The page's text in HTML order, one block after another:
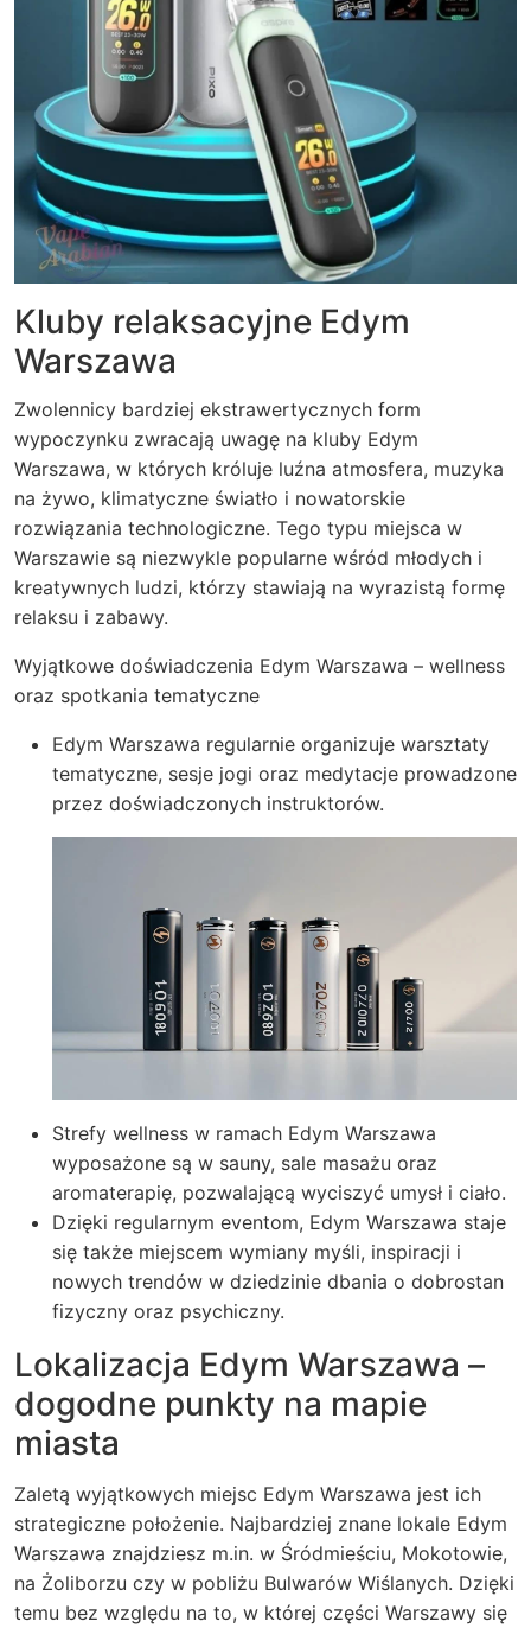
Kluby relaksacyjne Edym
Warszawa
Zwolennicy bardziej ekstrawertycznych form
wypoczynku zwracają uwagę na kluby Edym
Warszawa, w których króluje luźna atmosfera, muzyka
na żywo, klimatyczne światło i nowatorskie
rozwiązania technologiczne. Tego typu miejsca w
Warszawie są niezwykle popularne wśród młodych i
kreatywnych ludzi, którzy stawiają na wyrazistą formę
relaksu i zabawy.
Wyjątkowe doświadczenia Edym Warszawa – wellness
oraz spotkania tematyczne
Edym Warszawa regularnie organizuje warsztaty
tematyczne, sesje jogi oraz medytacje prowadzone
przez doświadczonych instruktorów.
Strefy wellness w ramach Edym Warszawa
wyposażone są w sauny, sale masażu oraz
aromaterapię, pozwalającą wyciszyć umysł i ciało.
Dzięki regularnym eventom, Edym Warszawa staje
się także miejscem wymiany myśli, inspiracji i
nowych trendów w dziedzinie dbania o dobrostan
fizyczny oraz psychiczny.
Lokalizacja Edym Warszawa –
dogodne punkty na mapie
miasta
Zaletą wyjątkowych miejsc Edym Warszawa jest ich
strategiczne położenie. Najbardziej znane lokale Edym
Warszawa znajdziesz m.in. w Śródmieściu, Mokotowie,
na Żoliborzu czy w pobliżu Bulwarów Wiślanych. Dzięki
temu bez względu na to, w której części Warszawy się